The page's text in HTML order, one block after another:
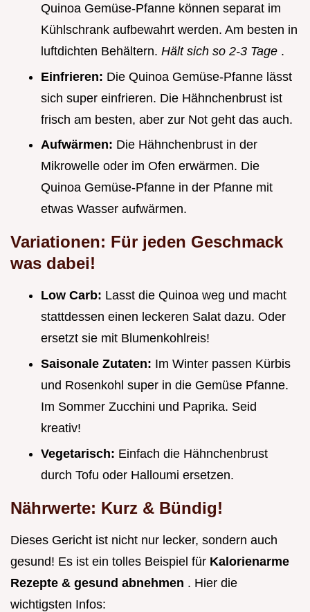
Quinoa Gemüse-Pfanne können separat im
Kühlschrank aufbewahrt werden. Am besten in
luftdichten Behältern. Hält sich so 2-3 Tage .
Einfrieren: Die Quinoa Gemüse-Pfanne lässt
sich super einfrieren. Die Hähnchenbrust ist
frisch am besten, aber zur Not geht das auch.
Aufwärmen: Die Hähnchenbrust in der
Mikrowelle oder im Ofen erwärmen. Die
Quinoa Gemüse-Pfanne in der Pfanne mit
etwas Wasser aufwärmen.
Variationen: Für jeden Geschmack
was dabei!
Low Carb: Lasst die Quinoa weg und macht
stattdessen einen leckeren Salat dazu. Oder
ersetzt sie mit Blumenkohlreis!
Saisonale Zutaten: Im Winter passen Kürbis
und Rosenkohl super in die Gemüse Pfanne.
Im Sommer Zucchini und Paprika. Seid
kreativ!
Vegetarisch: Einfach die Hähnchenbrust
durch Tofu oder Halloumi ersetzen.
Nährwerte: Kurz & Bündig!
Dieses Gericht ist nicht nur lecker, sondern auch
gesund! Es ist ein tolles Beispiel für Kalorienarme
Rezepte & gesund abnehmen . Hier die
wichtigsten Infos: